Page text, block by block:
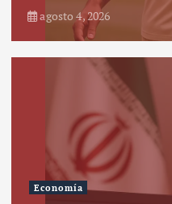
agosto 4, 2026
Economía